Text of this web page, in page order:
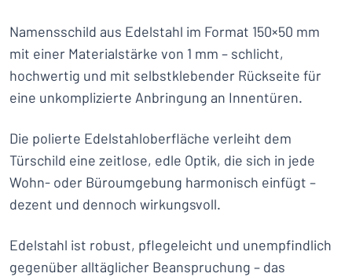
Namensschild aus Edelstahl im Format 150×50 mm
mit einer Materialstärke von 1 mm – schlicht,
hochwertig und mit selbstklebender Rückseite für
eine unkomplizierte Anbringung an Innentüren.
Die polierte Edelstahloberfläche verleiht dem
Türschild eine zeitlose, edle Optik, die sich in jede
Wohn- oder Büroumgebung harmonisch einfügt –
dezent und dennoch wirkungsvoll.
Edelstahl ist robust, pflegeleicht und unempfindlich
gegenüber alltäglicher Beanspruchung – das